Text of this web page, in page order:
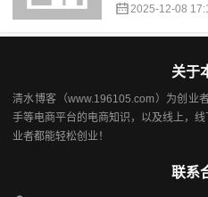
2025-12-08
关于
清水博客（www.196105.com）为创业
手等电商平台的电商知识，以及线上，
业者都能轻松创业！
联系